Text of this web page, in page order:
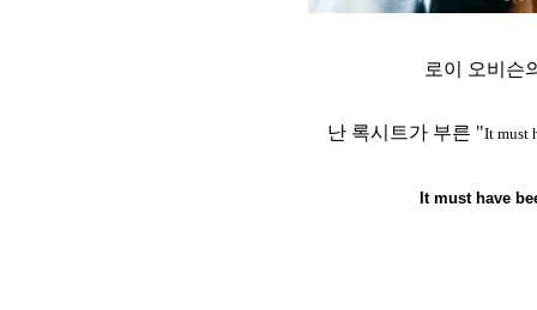
로이 오비슨
난 록시트가 부른 "It must
It must have